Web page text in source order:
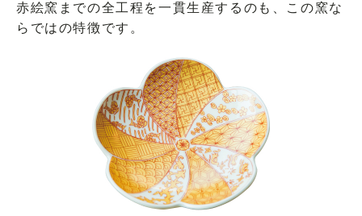
赤絵窯までの全工程を一貫生産するのも、この窯な
らではの特徴です。